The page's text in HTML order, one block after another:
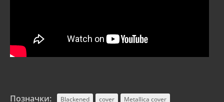
Позначки: Blackened cover
Metallica cover